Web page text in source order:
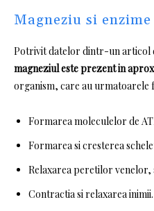
Magneziu si enzime
Potrivit datelor dintr-un articol
magneziul este prezent in
organism, care au
Formarea moleculelor de
Formarea si cresterea
Relaxarea peretilor
Contractia si relaxarea inimii.